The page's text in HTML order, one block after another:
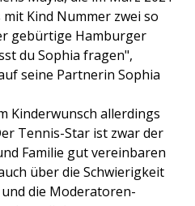
Kind Nummer zwei so
gebürtige Hamburger
du Sophia fragen",
seine Partnerin Sophia
Kinderwunsch allerdings
Tennis-Star ist zwar der
Familie gut vereinbaren
über die Schwierigkeit
die Moderatoren-